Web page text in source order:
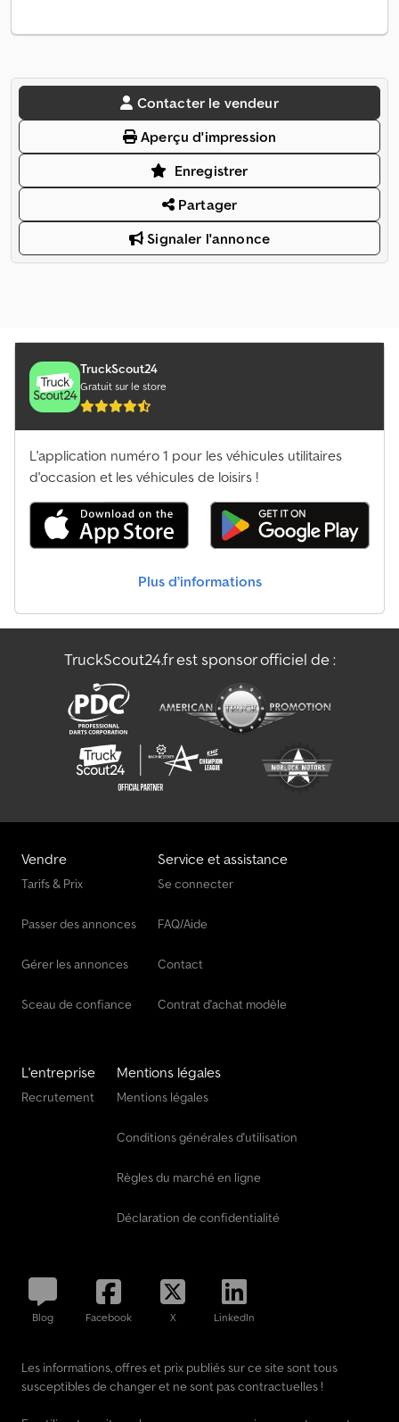
Contacter le vendeur
Aperçu d'impression
Enregistrer
Partager
Signaler l'annonce
TruckScout24
Gratuit sur le store
L'application numéro 1 pour les véhicules utilitaires
d'occasion et les véhicules de loisirs !
Plus d’informations
TruckScout24.fr est sponsor officiel de :
Vendre
Tarifs & Prix
Passer des annonces
Gérer les annonces
Sceau de confiance
Service et assistance
Se connecter
FAQ/Aide
Contact
Contrat d'achat modèle
L'entreprise
Recrutement
Mentions légales
Mentions légales
Conditions générales d'utilisation
Règles du marché en ligne
Déclaration de confidentialité
Blog Facebook X LinkedIn
Les informations, offres et prix publiés sur ce site sont tous
susceptibles de changer et ne sont pas contractuelles !